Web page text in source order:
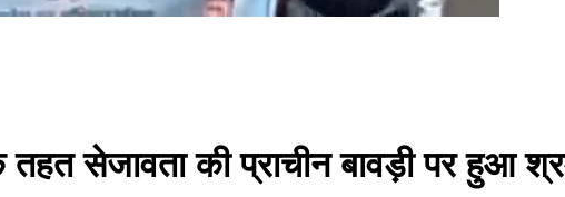
सेजावता की प्राचीन बावड़ी पर हुआ